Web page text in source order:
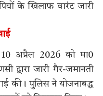
के खिलाफ वारंट जारी
अप्रैल 2026 को मा0
द्वारा जारी गैर-जमानती
की। पुलिस ने योजनाबद्ध